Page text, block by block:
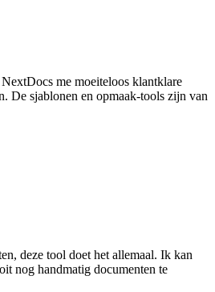
me moeiteloos klantklare
De sjablonen en opmaak-tools zijn van
deze tool doet het allemaal. Ik kan
nog handmatig documenten te